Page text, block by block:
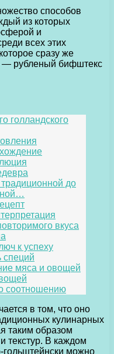
способов
из которых
и
всех этих
сразу же
— рубленый бифштекс
голландского
до
вкуса
к успеху
специй
мяса и овощей
соотношению
в том, что оно
кулинарных
таким образом
текстур. В каждом
гольштейнски можно